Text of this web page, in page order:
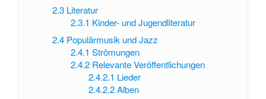
2.3 Literatur
2.3.1 Kinder- und Jugendliteratur
2.4 Populärmusik und Jazz
2.4.1 Strömungen
2.4.2 Relevante Veröffentlichungen
2.4.2.1 Lieder
2.4.2.2Alben